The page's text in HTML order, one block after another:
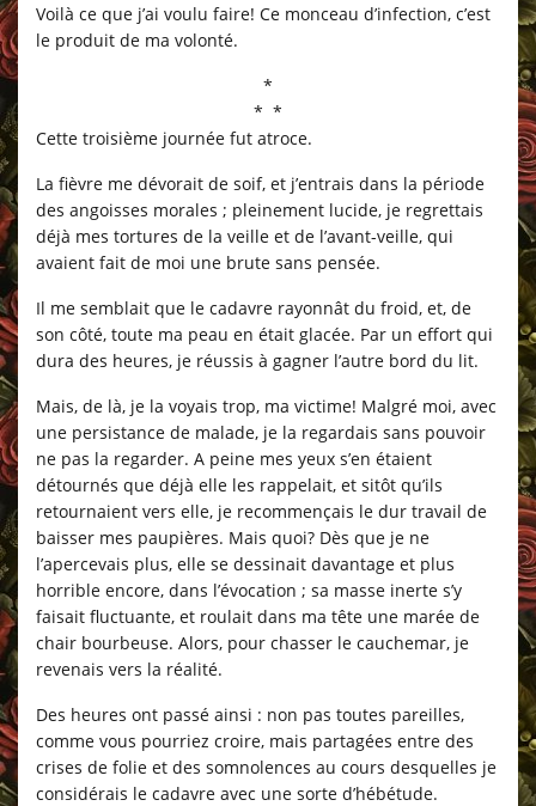
Voilà ce que j’ai voulu faire! Ce monceau d’infection, c’est
le produit de ma volonté.
*
* *
Cette troisième journée fut atroce.
La fièvre me dévorait de soif, et j’entrais dans la période
des angoisses morales ; pleinement lucide, je regrettais
déjà mes tortures de la veille et de l’avant-veille, qui
avaient fait de moi une brute sans pensée.
Il me semblait que le cadavre rayonnât du froid, et, de
son côté, toute ma peau en était glacée. Par un effort qui
dura des heures, je réussis à gagner l’autre bord du lit.
Mais, de là, je la voyais trop, ma victime! Malgré moi, avec
une persistance de malade, je la regardais sans pouvoir
ne pas la regarder. A peine mes yeux s’en étaient
détournés que déjà elle les rappelait, et sitôt qu’ils
retournaient vers elle, je recommençais le dur travail de
baisser mes paupières. Mais quoi? Dès que je ne
l’apercevais plus, elle se dessinait davantage et plus
horrible encore, dans l’évocation ; sa masse inerte s’y
faisait fluctuante, et roulait dans ma tête une marée de
chair bourbeuse. Alors, pour chasser le cauchemar, je
revenais vers la réalité.
Des heures ont passé ainsi : non pas toutes pareilles,
comme vous pourriez croire, mais partagées entre des
crises de folie et des somnolences au cours desquelles je
considérais le cadavre avec une sorte d’hébétude.